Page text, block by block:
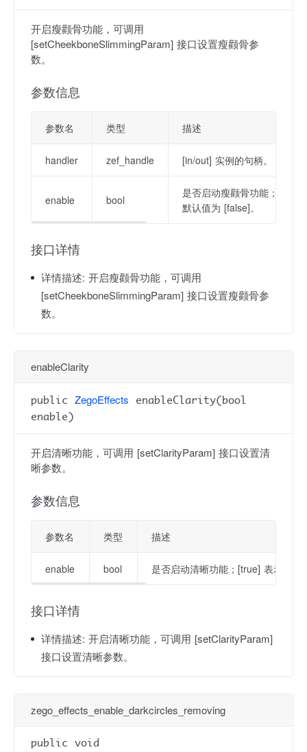
开启瘦颧骨功能，可调用
[setCheekboneSlimmingParam] 接口设置瘦颧骨参
数。
参数信息
参数名 类型 描述
handler zef_handle [in/out] 实例的句柄。
enable bool
是否启动瘦颧骨功能；[true]
默认值为 [false]。
接口详情
详情描述: 开启瘦颧骨功能，可调用
[setCheekboneSlimmingParam] 接口设置瘦颧骨参
数。
enableClarity
public ZegoEffects enableClarity(bool
enable)
开启清晰功能，可调用 [setClarityParam] 接口设置清
晰参数。
参数信息
参数名 类型 描述
enable bool 是否启动清晰功能；[true] 表示启
接口详情
详情描述: 开启清晰功能，可调用 [setClarityParam]
接口设置清晰参数。
zego_effects_enable_darkcircles_removing
public void